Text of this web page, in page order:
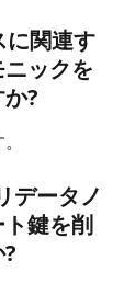
に関連す
ックを
?
データノ
鍵を削